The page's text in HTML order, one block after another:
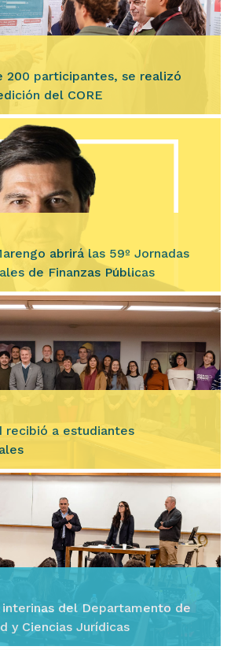
200 participantes, se realizó
del CORE
Annual Meeting (CORE)
los días 7 y 8 de agosto en
convocando a más de 200
graduados,…
abrirá las 59º Jornadas
de Finanzas Públicas
23 y 25 de septiembre de 2026,
llevará a cabo las 59º
de Finanzas Públicas
recibió a estudiantes
del miércoles 5 de agosto, la
la bienvenida a 23 estudiantes
que realizarán una estancia
interinas del Departamento de
y Ciencias Jurídicas